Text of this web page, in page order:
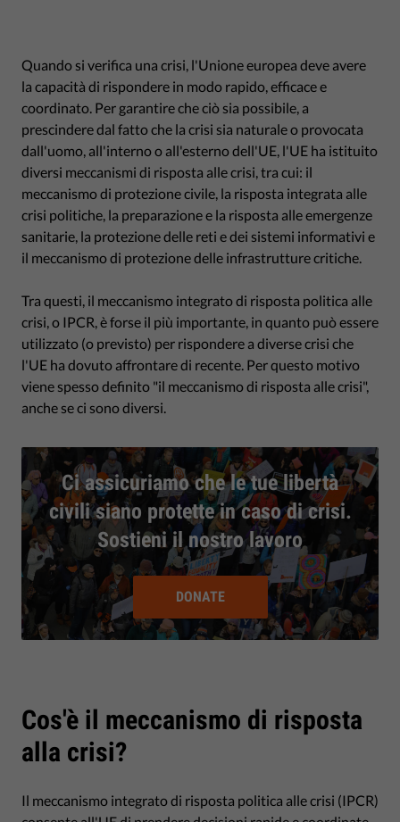
Quando si verifica una crisi, l'Unione europea deve avere
la capacità di rispondere in modo rapido, efficace e
coordinato. Per garantire che ciò sia possibile, a
prescindere dal fatto che la crisi sia naturale o provocata
dall'uomo, all'interno o all'esterno dell'UE, l'UE ha istituito
diversi meccanismi di risposta alle crisi, tra cui: il
meccanismo di protezione civile, la risposta integrata alle
crisi politiche, la preparazione e la risposta alle emergenze
sanitarie, la protezione delle reti e dei sistemi informativi e
il meccanismo di protezione delle infrastrutture critiche.
Tra questi, il meccanismo integrato di risposta politica alle
crisi, o IPCR, è forse il più importante, in quanto può essere
utilizzato (o previsto) per rispondere a diverse crisi che
l'UE ha dovuto affrontare di recente. Per questo motivo
viene spesso definito "il meccanismo di risposta alle crisi",
anche se ci sono diversi.
Ci assicuriamo che le tue libertà
civili siano protette in caso di crisi.
Sostieni il nostro lavoro
DONATE
Cos'è il meccanismo di risposta
alla crisi?
Il meccanismo integrato di risposta politica alle crisi (IPCR)